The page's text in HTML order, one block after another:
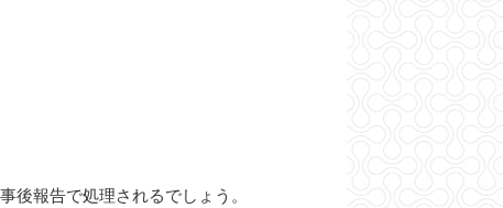
報告で処理されるでしょう。